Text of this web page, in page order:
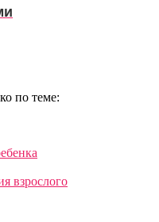
по теме:
взрослого